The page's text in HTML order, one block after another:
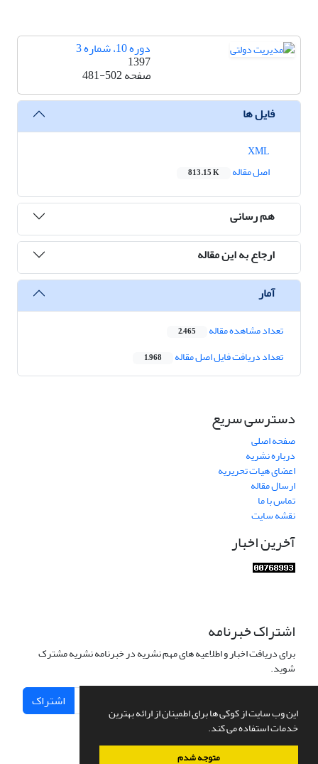
این وب سایت از کوکی ها برای اطمینان از ارائه بهترین
خدمات استفاده می کند.
متوجه شدم
دوره 10، شماره 3
1397
صفحه481-502
فایل ها
اصل مقاله
813.15 K
هم رسانی
ارجاع به این مقاله
آمار
تعداد مشاهده مقاله 2,465
تعداد دریافت فایل اصل مقاله 1,968
دسترسی سریع
صفحه اصلی
درباره نشریه
اعضای هیات تحریریه
ارسال مقاله
تماس با ما
نقشه سایت
آخرین اخبار
اشتراک خبرنامه
برای دریافت اخبار و اطلاعیه های مهم نشریه در خبرنامه نشریه مشترک
شوید.
اشتراک